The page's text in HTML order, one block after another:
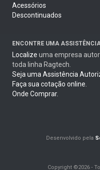
Acessórios
Descontinuados
ENCONTRE UMA
Localize uma empresa
toda linha Ragtech.
Seja uma Assistência
Faça sua cotação online.
Onde Comprar.
Desenvolvido pela
Copyright ©2026 -